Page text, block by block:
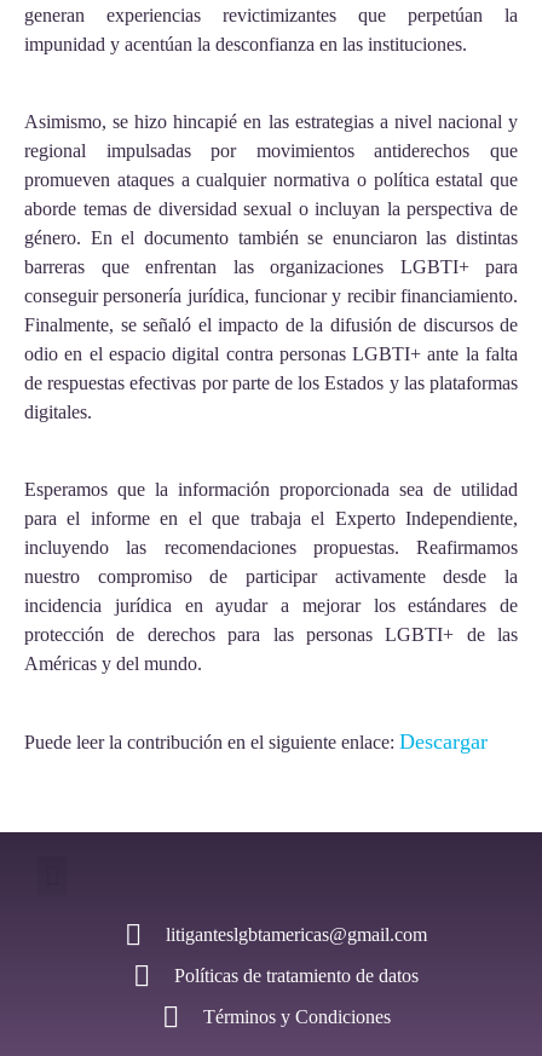
generan experiencias revictimizantes que perpetúan la
impunidad y acentúan la desconfianza en las instituciones.
Asimismo, se hizo hincapié en las estrategias a nivel nacional y
regional impulsadas por movimientos antiderechos que
promueven ataques a cualquier normativa o política estatal que
aborde temas de diversidad sexual o incluyan la perspectiva de
género. En el documento también se enunciaron las distintas
barreras que enfrentan las organizaciones LGBTI+ para
conseguir personería jurídica, funcionar y recibir financiamiento.
Finalmente, se señaló el impacto de la difusión de discursos de
odio en el espacio digital contra personas LGBTI+ ante la falta
de respuestas efectivas por parte de los Estados y las plataformas
digitales.
Esperamos que la información proporcionada sea de utilidad
para el informe en el que trabaja el Experto Independiente,
incluyendo las recomendaciones propuestas. Reafirmamos
nuestro compromiso de participar activamente desde la
incidencia jurídica en ayudar a mejorar los estándares de
protección de derechos para las personas LGBTI+ de las
Américas y del mundo.
Puede leer la contribución en el siguiente enlace: Descargar
litiganteslgbtamericas@gmail.com
Políticas de tratamiento de datos
Términos y Condiciones